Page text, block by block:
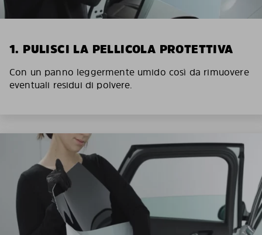
1. PULISCI LA PELLICOLA PROTETTIVA
Con un panno leggermente umido così da rimuovere
eventuali residui di polvere.